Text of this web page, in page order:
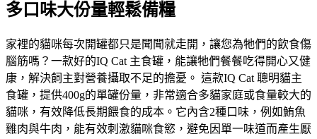
多口味大份量輕鬆備糧
家裡的貓咪每次開罐都只是聞聞就走開，讓您為牠們的飲食傷
腦筋嗎？一款好的IQ Cat 主食罐，能讓牠們餐餐吃得開心又健
康，解決飼主對營養攝取不足的擔憂。 這款IQ Cat 聰明貓主
食罐，提供400g的單罐份量，非常適合多貓家庭或食量較大的
貓咪，有效降低長期餵食的成本。它內含2種口味，例如鮪魚
雞肉與牛肉，能有效刺激貓咪食慾，避免因單一味道而產生厭